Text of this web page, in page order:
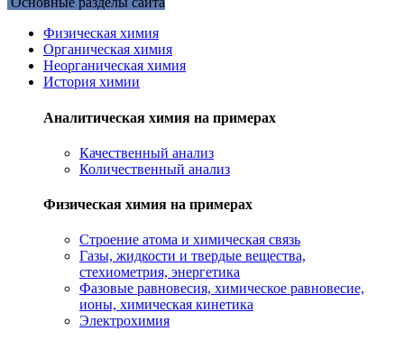
Физическая химия
Органическая химия
Неорганическая химия
История химии
Аналитическая химия на примерах
Качественный анализ
Количественный анализ
Физическая химия на примерах
Cтроение атома и химическая связь
Газы, жидкости и твердые вещества,
стехиометрия, энергетика
Фазовые равновесия, химическое равновесие,
ионы, химическая кинетика
Электрохимия